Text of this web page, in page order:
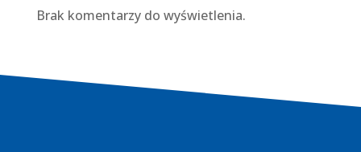
Brak komentarzy do wyświetlenia.